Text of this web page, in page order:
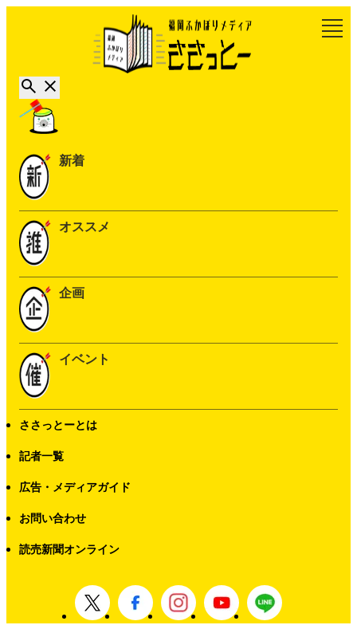
新着
オススメ
企画
イベント
ささっとーとは
記者一覧
広告・メディアガイド
お問い合わせ
読売新聞オンライン